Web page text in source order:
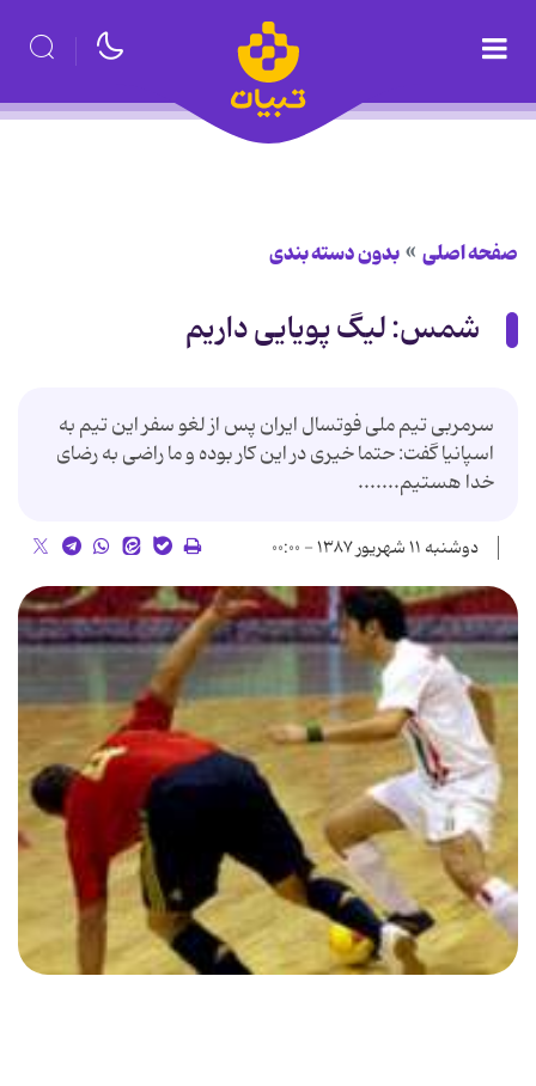
صفحه اصلی بدون دسته بندی
شمس: لیگ پویایی داریم
سرمربی تیم ملی فوتسال ایران پس از لغو سفر این تیم به
اسپانیا گفت: حتما خیری در این كار بوده و ما راضی به رضای
خدا هستیم.......
دوشنبه ۱۱ شهریور ۱۳۸۷ - ۰۰:۰۰